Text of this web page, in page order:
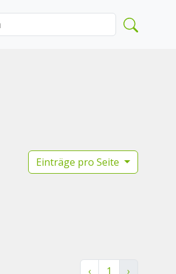
Einträge pro Seite
‹ 1 ›